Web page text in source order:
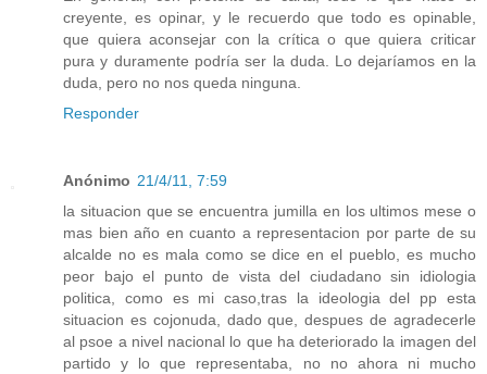
creyente, es opinar, y le recuerdo que todo es opinable,
que quiera aconsejar con la crítica o que quiera criticar
pura y duramente podría ser la duda. Lo dejaríamos en la
duda, pero no nos queda ninguna.
Responder
Anónimo 21/4/11, 7:59
la situacion que se encuentra jumilla en los ultimos mese o
mas bien año en cuanto a representacion por parte de su
alcalde no es mala como se dice en el pueblo, es mucho
peor bajo el punto de vista del ciudadano sin idiologia
politica, como es mi caso,tras la ideologia del pp esta
situacion es cojonuda, dado que, despues de agradecerle
al psoe a nivel nacional lo que ha deteriorado la imagen del
partido y lo que representaba, no no ahora ni mucho